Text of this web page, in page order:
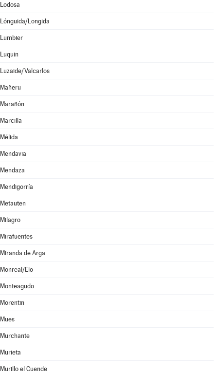
Lodosa
Lónguida/Longida
Lumbier
Luquin
Luzaide/Valcarlos
Mañeru
Marañón
Marcilla
Mélida
Mendavia
Mendaza
Mendigorría
Metauten
Milagro
Mirafuentes
Miranda de Arga
Monreal/Elo
Monteagudo
Morentin
Mues
Murchante
Murieta
Murillo el Cuende